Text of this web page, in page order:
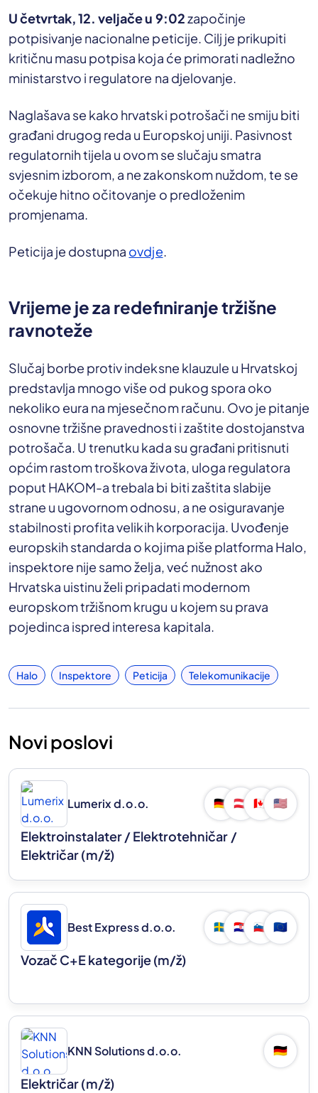
U četvrtak, 12. veljače u 9:02započinje
potpisivanje nacionalne peticije. Cilj je prikupiti
kritičnu masu potpisa koja će primorati nadležno
ministarstvo i regulatore na djelovanje.
Naglašava se kako hrvatski potrošači ne smiju biti
građani drugog reda u Europskoj uniji. Pasivnost
regulatornih tijela u ovom se slučaju smatra
svjesnim izborom, a ne zakonskom nuždom, te se
očekuje hitno očitovanje o predloženim
promjenama.
Peticija je dostupna ovdje.
Vrijeme je za redefiniranje tržišne
ravnoteže
Slučaj borbe protiv indeksne klauzule u Hrvatskoj
predstavlja mnogo više od pukog spora oko
nekoliko eura na mjesečnom računu. Ovo je pitanje
osnovne tržišne pravednosti i zaštite dostojanstva
potrošača. U trenutku kada su građani pritisnuti
općim rastom troškova života, uloga regulatora
poput HAKOM-a trebala bi biti zaštita slabije
strane u ugovornom odnosu, a ne osiguravanje
stabilnosti profita velikih korporacija. Uvođenje
europskih standarda o kojima piše platforma Halo,
inspektore nije samo želja, već nužnost ako
Hrvatska uistinu želi pripadati modernom
europskom tržišnom krugu u kojem su prava
pojedinca ispred interesa kapitala.
Halo Inspektore Peticija Telekomunikacije
Novi poslovi
Lumerix d.o.o. 🇩🇪 🇦🇹 🇨🇦 🇺🇸
Elektroinstalater / Elektrotehničar /
Električar(m/ž)
Best Express d.o.o. 🇸🇪 🇭🇷 🇸🇮 🇪🇺
Vozač C+E kategorije(m/ž)
KNN Solutions d.o.o. 🇩🇪
Električar(m/ž)